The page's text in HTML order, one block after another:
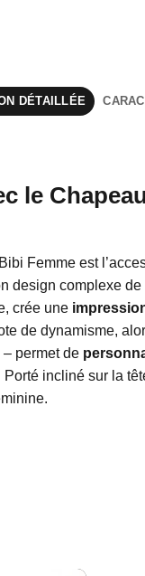
DÉTAILLÉE
le
Femme est
design complexe
crée une
de dynamisme,
permet de
incliné sur la